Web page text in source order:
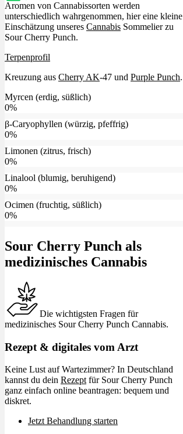
Aromen von Cannabissorten werden
unterschiedlich wahrgenommen, hier eine kleine
Einschätzung unseres Cannabis Sommelier zu
Sour Cherry Punch.
Terpenprofil
Kreuzung aus Cherry AK-47 und Purple Punch.
Myrcen (erdig, süßlich)
0%
β-Caryophyllen (würzig, pfeffrig)
0%
Limonen (zitrus, frisch)
0%
Linalool (blumig, beruhigend)
0%
Ocimen (fruchtig, süßlich)
0%
Sour Cherry Punch als
medizinisches Cannabis
Die wichtigsten Fragen für
medizinisches Sour Cherry Punch Cannabis.
Rezept & digitales vom Arzt
Keine Lust auf Wartezimmer? In Deutschland
kannst du dein Rezept für Sour Cherry Punch
ganz einfach online beantragen: bequem und
diskret.
Jetzt Behandlung starten